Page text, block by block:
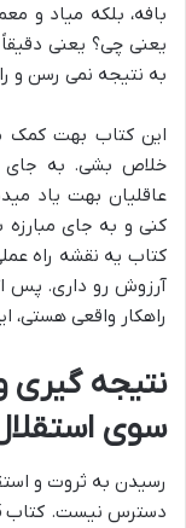
بافه، بلکه میاد و
به نتیجه نمی رسن و
این کتاب بهت کمک
خلاص بشی. به جای
عاقلیان بهت یاد
کنی و به جای مبارزه
کتاب یه نقشه راه
آرزوش رو داری. پس
راهکار واقعی هستی،
نتیجه گیری
سوی
رسیدن به ثروت و